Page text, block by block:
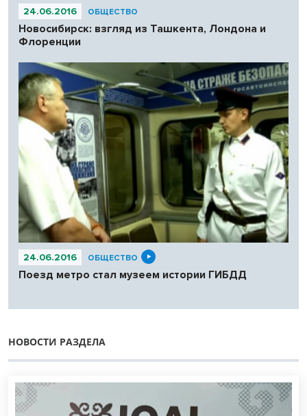
24.06.2016 ОБЩЕСТВО
Новосибирск: взгляд из Ташкента, Лондона и
Флоренции
24.06.2016 ОБЩЕСТВО
Поезд метро стал музеем истории ГИБДД
НОВОСТИ РАЗДЕЛА